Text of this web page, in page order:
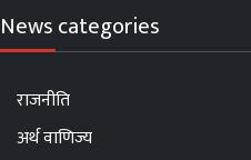
News categories
राजनीति
अर्थ वाणिज्य